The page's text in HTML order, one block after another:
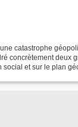
catastrophe
concrètement deux
et sur le plan